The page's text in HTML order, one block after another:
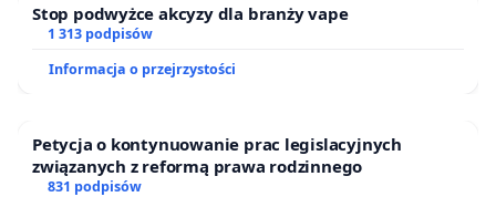
Wnosimy do władz samorządowych miasta
Katowice:
Katowice-Sosnowiec na pasie działek kolejowych
Burowca, tak jak to zostało opublikowane 20 maja
Stop podwyżce akcyzy dla branży vape
1 313 podpisów
Informacja o przejrzystości
Petycja o kontynuowanie prac legislacyjnych
związanych z reformą prawa rodzinnego
831 podpisów